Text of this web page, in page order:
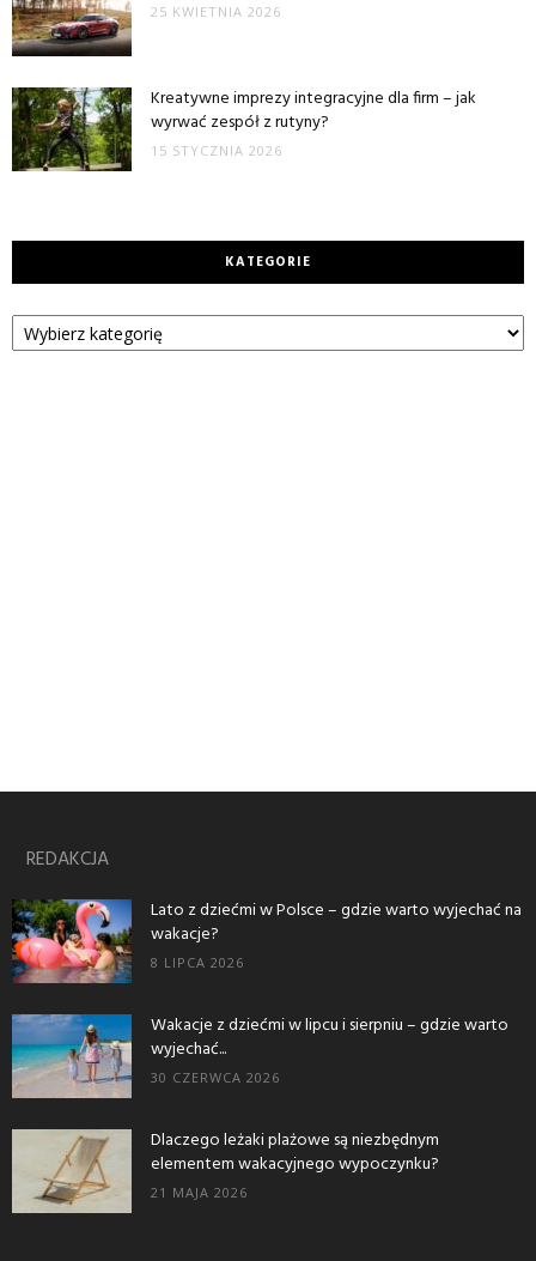
25 KWIETNIA 2026
Kreatywne imprezy integracyjne dla firm – jak
wyrwać zespół z rutyny?
15 STYCZNIA 2026
KATEGORIE
Kategorie
REDAKCJA
Lato z dziećmi w Polsce – gdzie warto wyjechać na
wakacje?
8 LIPCA 2026
Wakacje z dziećmi w lipcu i sierpniu – gdzie warto
wyjechać...
30 CZERWCA 2026
Dlaczego leżaki plażowe są niezbędnym
elementem wakacyjnego wypoczynku?
21 MAJA 2026